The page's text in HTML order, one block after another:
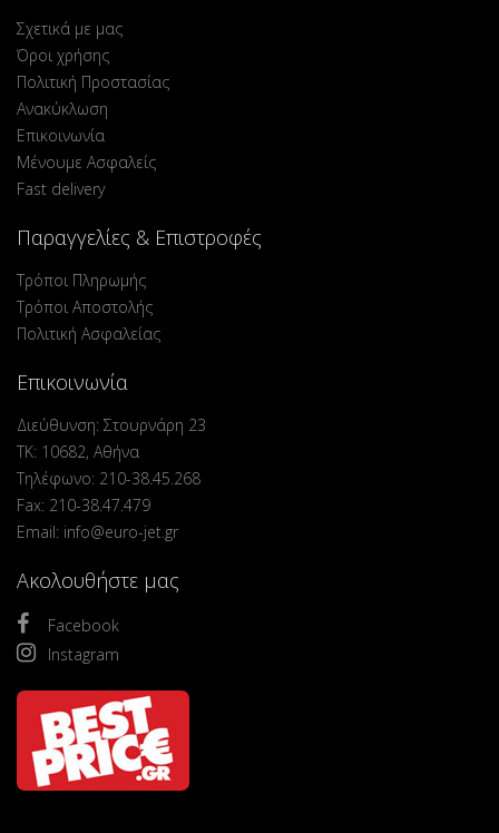
Σχετικά με μας
Όροι χρήσης
Πολιτική Προστασίας
Ανακύκλωση
Επικοινωνία
Μένουμε Ασφαλείς
Fast delivery
Παραγγελίες & Επιστροφές
Τρόποι Πληρωμής
Τρόποι Αποστολής
Πολιτική Ασφαλείας
Επικοινωνία
Διεύθυνση: Στουρνάρη 23
ΤΚ: 10682, Αθήνα
Τηλέφωνο: 210-38.45.268
Fax: 210-38.47.479
Email: info@euro-jet.gr
Ακολουθήστε μας
Facebook
Instagram